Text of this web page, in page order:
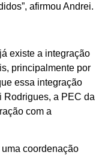
afirmou Andrei.
existe a integração
principalmente por
essa integração
Rodrigues, a PEC da
com a
coordenação